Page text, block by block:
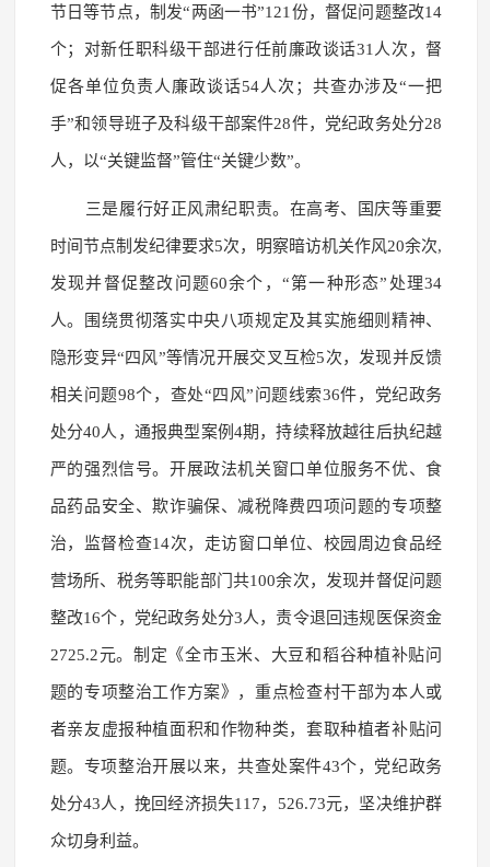
节日等节点，制发“两函一书”121份，督促问题整改14
个；对新任职科级干部进行任前廉政谈话31人次，督
促各单位负责人廉政谈话54人次；共查办涉及“一把
手”和领导班子及科级干部案件28件，党纪政务处分28
人，以“关键监督”管住“关键少数”。
三是履行好正风肃纪职责。在高考、国庆等重要
时间节点制发纪律要求5次，明察暗访机关作风20余次,
发现并督促整改问题60余个，“第一种形态”处理34
人。围绕贯彻落实中央八项规定及其实施细则精神、
隐形变异“四风”等情况开展交叉互检5次，发现并反馈
相关问题98个，查处“四风”问题线索36件，党纪政务
处分40人，通报典型案例4期，持续释放越往后执纪越
严的强烈信号。开展政法机关窗口单位服务不优、食
品药品安全、欺诈骗保、减税降费四项问题的专项整
治，监督检查14次，走访窗口单位、校园周边食品经
营场所、税务等职能部门共100余次，发现并督促问题
整改16个，党纪政务处分3人，责令退回违规医保资金
2725.2元。制定《全市玉米、大豆和稻谷种植补贴问
题的专项整治工作方案》，重点检查村干部为本人或
者亲友虚报种植面积和作物种类，套取种植者补贴问
题。专项整治开展以来，共查处案件43个，党纪政务
处分43人，挽回经济损失117，526.73元，坚决维护群
众切身利益。